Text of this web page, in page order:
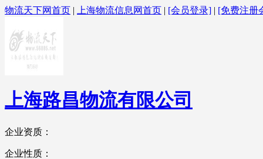
物流天下网首页 | 上海物流信息网首页 | [会员登录] | [免费注册
上海路昌物流有限公司
企业资质：
企业性质：